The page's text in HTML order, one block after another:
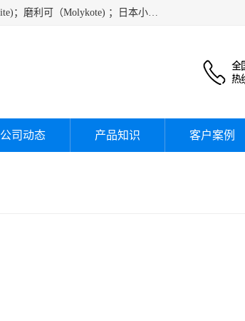
经销美国道康宁（DOW CORNING）硅胶；通用/东芝（GE/Toshiba）3M胶粘剂；乐泰（Loctite)；磨利可（Molykote) ；日本小西（KONISHI）硅胶；施敏打硬,硅胶；信越 产品；关东化成防潮披腹胶 ；三键；索尼；韩国Diabond，等各种电子电机电器进口硅胶产品、硅脂、硅油，经销美国道康宁（DOW CORNING）硅胶等
公司动态 产品知识 客户案例